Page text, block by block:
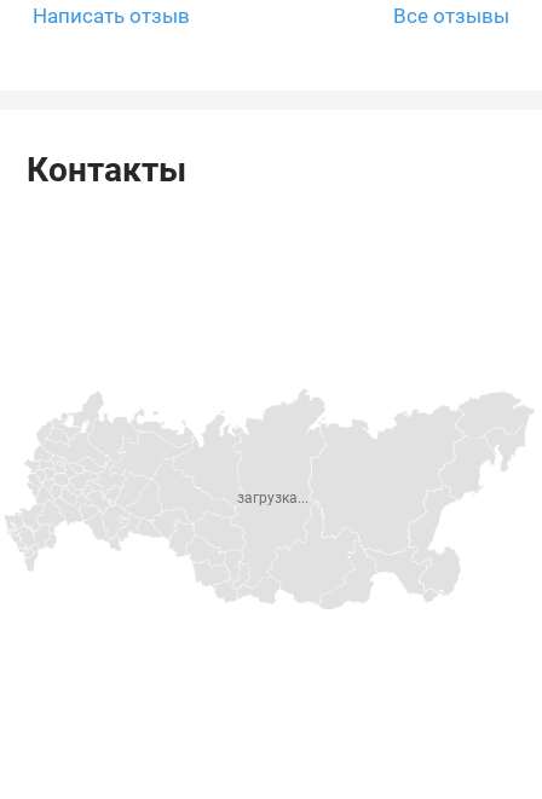
Написать отзыв Все отзывы
Контакты
загрузка...